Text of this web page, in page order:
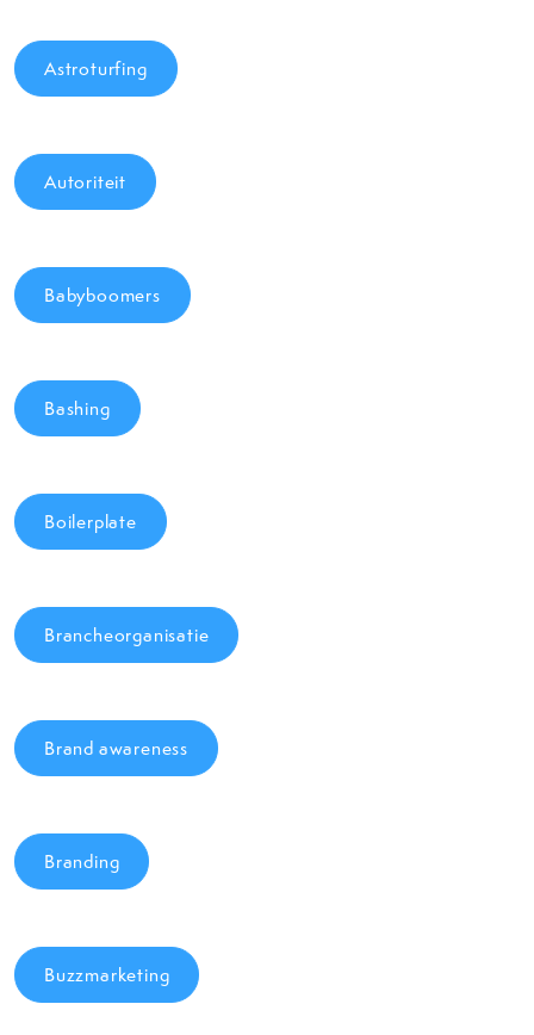
Astroturfing
Autoriteit
Babyboomers
Bashing
Boilerplate
Brancheorganisatie
Brand awareness
Branding
Buzzmarketing